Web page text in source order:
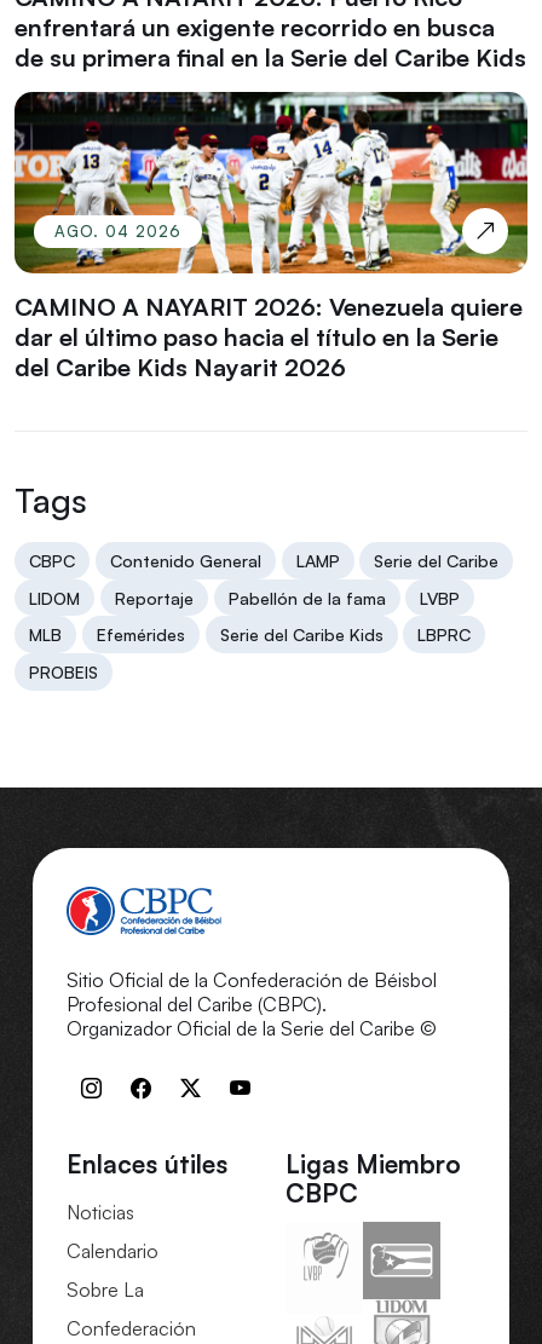
enfrentará un exigente recorrido en busca
de su primera final en la Serie del Caribe Kids
AGO. 04 2026
CAMINO A NAYARIT 2026: Venezuela quiere
dar el último paso hacia el título en la Serie
del Caribe Kids Nayarit 2026
Tags
CBPC Contenido General LAMP
Serie del Caribe
LIDOM
Reportaje Pabellón de la fama
LVBP
MLB
Efemérides Serie del Caribe Kids
LBPRC
PROBEIS
Sitio Oficial de la Confederación de Béisbol
Profesional del Caribe (CBPC).
Organizador Oficial de la Serie del Caribe ©
Enlaces útiles
Noticias
Calendario
Sobre La
Confederación
Ligas Miembro
CBPC